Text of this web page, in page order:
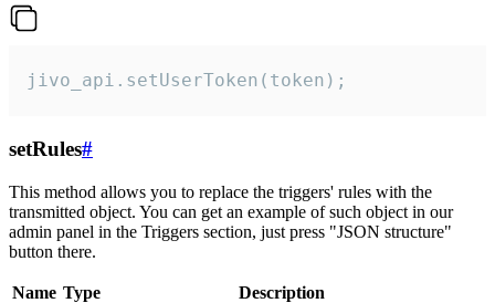
jivo_api.setUserToken(token);
setRules#
This method allows you to replace the triggers' rules with the
transmitted object. You can get an example of such object in our
admin panel in the Triggers section, just press "JSON structure"
button there.
Name Type
Description